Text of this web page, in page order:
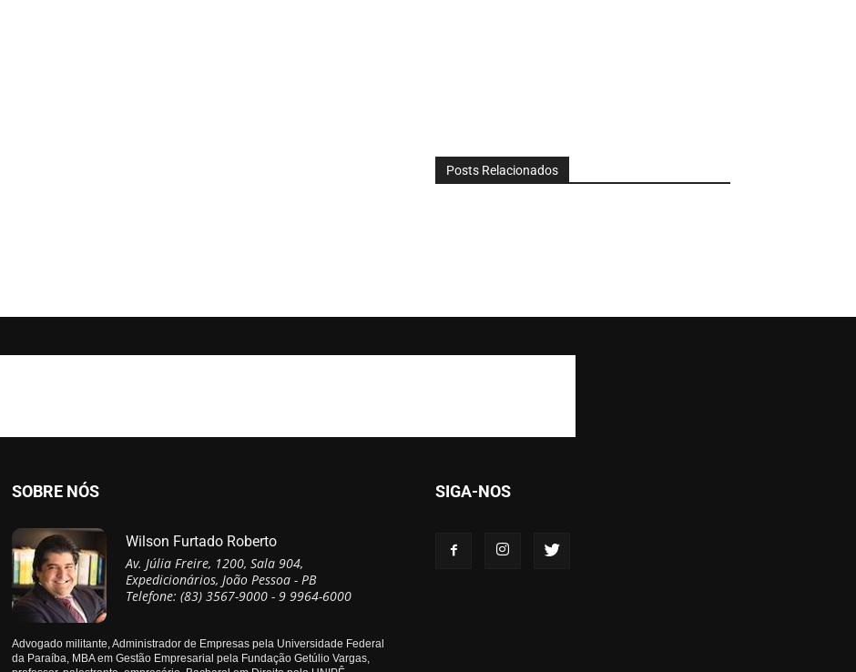
Posts Relacionados
SOBRE NÓS
Wilson Furtado Roberto
Av. Júlia Freire, 1200, Sala 904,
Expedicionários, João Pessoa - PB
Telefone: (83) 3567-9000 - 9 9964-6000
Advogado militante, Administrador de Empresas pela Universidade Federal
da Paraíba, MBA em Gestão Empresarial pela Fundação Getúlio Vargas,
SIGA-NOS